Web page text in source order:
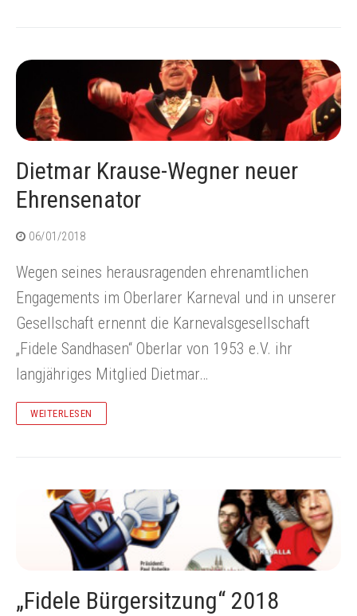
Dietmar Krause-Wegner neuer
Ehrensenator
06/01/2018
Wegen seines herausragenden ehrenamtlichen
Engagements im Oberlarer Karneval und in unserer
Gesellschaft ernennt die Karnevalsgesellschaft
„Fidele Sandhasen“ Oberlar von 1953 e.V. ihr
langjähriges Mitglied Dietmar…
WEITERLESEN
„Fidele Bürgersitzung“ 2018